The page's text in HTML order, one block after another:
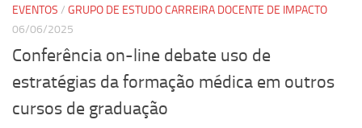
Grupo de Estudos Avançados em Tecnologia e Informação
(Confluencia)
Grupos de estudo encerrados
EVENTOS / GRUPO DE ESTUDO CARREIRA DOCENTE DE IMPACTO
06/06/2025
Conferência on-line debate uso de
estratégias da formação médica em outros
cursos de graduação